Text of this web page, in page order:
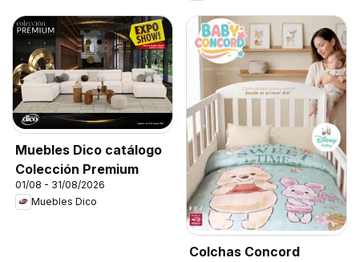
Muebles Dico catálogo
Colección Premium
01/08 - 31/08/2026
Muebles Dico
Colchas Concord